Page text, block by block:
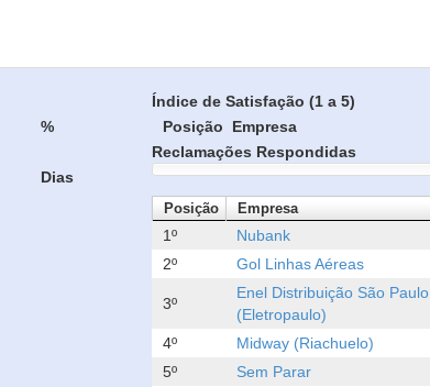
%
Índice de Satisfação (1 a 5)
Posição
Empresa
Dias
Reclamações Respondidas
Posição Empresa
1º Nubank
2º
Gol Linhas Aéreas
3º
Enel Distribuição São Paulo
(Eletropaulo)
4º Midway (Riachuelo)
5º
Sem Parar